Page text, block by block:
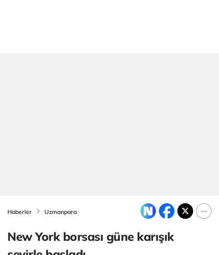
Haberler Uzmanpara
New York borsası güne karışık